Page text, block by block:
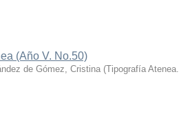
(Año V. No.50)
de Gómez, Cristina (Tipografía Atenea.